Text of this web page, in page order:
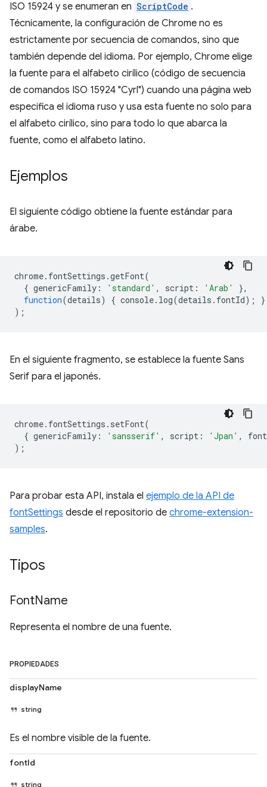
ISO 15924 y se enumeran en ScriptCode .
Técnicamente, la configuración de Chrome no es
estrictamente por secuencia de comandos, sino que
también depende del idioma. Por ejemplo, Chrome elige
la fuente para el alfabeto cirílico (código de secuencia
de comandos ISO 15924 "Cyrl") cuando una página web
especifica el idioma ruso y usa esta fuente no solo para
el alfabeto cirílico, sino para todo lo que abarca la
fuente, como el alfabeto latino.
Ejemplos
El siguiente código obtiene la fuente estándar para
árabe.
chrome. fontSettings .getFont(
{ genericFamily : 'standard' , script : 'Arab'
},
function(details) { console. log(details . fontId);
}
);
En el siguiente fragmento, se establece la fuente Sans
Serif para el japonés.
chrome. fontSettings . setFont(
{ genericFamily : 'sansserif' , script : 'Jpan' ,
);
Para probar esta API, instala el ejemplo de la API de
fontSettings desde el repositorio de chrome-extension-
samples.
Tipos
FontName
Representa el nombre de una fuente.
PROPIEDADES
displayName
string
Es el nombre visible de la fuente.
fontId
string